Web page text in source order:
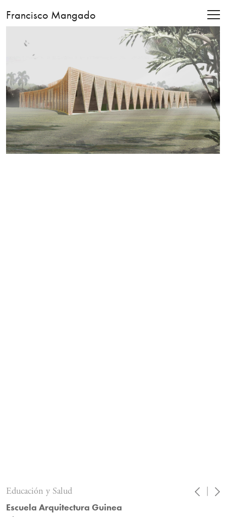
Francisco Mangado
Educación y Salud
Escuela Arquitectura Guinea